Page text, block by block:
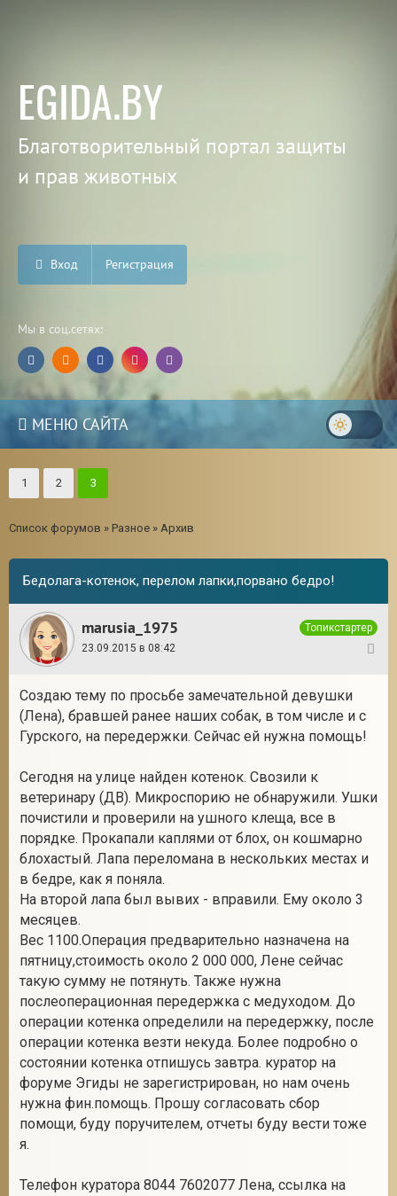
EGIDA.BY
Благотворительный портал защиты
и прав животных
Вход Регистрация
Мы в соц.сетях:
МЕНЮ САЙТА
1 2 3
Список форумов » Разное » Архив
Бедолага-котенок, перелом лапки,порвано бедро!
marusia_1975
Топикстартер
23.09.2015 в 08:42
Создаю тему по просьбе замечательной девушки
(Лена), бравшей ранее наших собак, в том числе и с
Гурского, на передержки. Сейчас ей нужна помощь!
Сегодня на улице найден котенок. Свозили к
ветеринару (ДВ). Микроспорию не обнаружили. Ушки
почистили и проверили на ушного клеща, все в
порядке. Прокапали каплями от блох, он кошмарно
блохастый. Лапа переломана в нескольких местах и
в бедре, как я поняла.
На второй лапа был вывих - вправили. Ему около 3
месяцев.
Вес 1100.Операция предварительно назначена на
пятницу,стоимость около 2 000 000, Лене сейчас
такую сумму не потянуть. Также нужна
послеоперационная передержка с медуходом. До
операции котенка определили на передержку, после
операции котенка везти некуда. Более подробно о
состоянии котенка отпишусь завтра. куратор на
форуме Эгиды не зарегистрирован, но нам очень
нужна фин.помощь. Прошу согласовать сбор
помощи, буду поручителем, отчеты буду вести тоже
я.
Телефон куратора 8044 7602077 Лена, ссылка на